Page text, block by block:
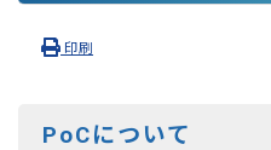
印刷
PoCについて